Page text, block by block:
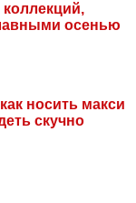
осенью
носить макси
скучно